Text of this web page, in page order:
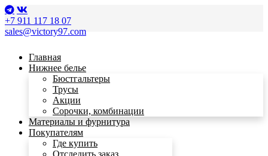
+7 911 117 18 07
sales@victory97.com
Главная
Нижнее белье
Бюстгальтеры
Трусы
Акции
Сорочки, комбинации
Материалы и фурнитура
Покупателям
Где купить
Отследить заказ